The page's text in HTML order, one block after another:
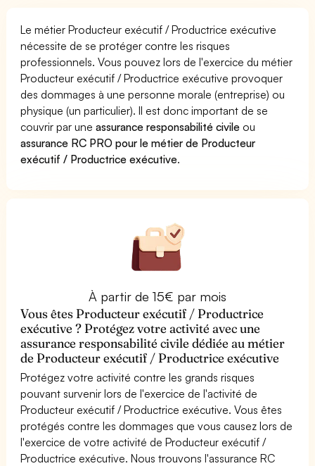
Le métier Producteur exécutif / Productrice exécutive
nécessite de se protéger contre les risques
professionnels. Vous pouvez lors de l'exercice du métier
Producteur exécutif / Productrice exécutive provoquer
des dommages à une personne morale (entreprise) ou
physique (un particulier). Il est donc important de se
couvrir par uneassurance responsabilité civile ou
assurance RC PRO pour le métier de Producteur
exécutif / Productrice exécutive.
À partir de 15€ par mois
Vous êtes Producteur exécutif / Productrice
exécutive ? Protégez votre activité avec une
assurance responsabilité civile dédiée au métier
de Producteur exécutif / Productrice exécutive
Protégez votre activité contre les grands risques
pouvant survenir lors de l'exercice de l'activité de
Producteur exécutif / Productrice exécutive. Vous êtes
protégés contre les dommages que vous causez lors de
l'exercice de votre activité de Producteur exécutif /
Productrice exécutive. Nous trouvons l'assurance RC